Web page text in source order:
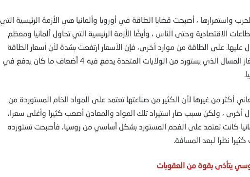
واستمرارها ، أصبحت قضايا الطاقة في أوروبا وألمانيا هي الأزمة الرئيسية التي
الاقتصادية وحتى الناس ، وأيضًا الأزمة الرئيسية التي تحاول ألمانيا ومعظم
عليها. على الطاقة من موارد أخرى، فإن الأسعار ارتفعت بشدة لأن أسعار الطاقة
ارتفعت 4 مرات، لأن الغاز المسال الذي يستورد من الولايات المتحدة يدفع فيه 4 أضعاف ما كان يدفع في
أكثر من غيرها لأن الكثير من صناعتها تعتمد على المواد الخام المستوردة من
أخرى ، ولكن بسبب صار استيراد تلك المواد والمعادن أصعب كثيرا وأغلى سعرا،
كانت تعتمد على الفحم المستورد بشكل أساسي من روسيا، فأصبحت تستورده
نظرا لبعد المسافة.
يتأذى بقوة من العقوبات